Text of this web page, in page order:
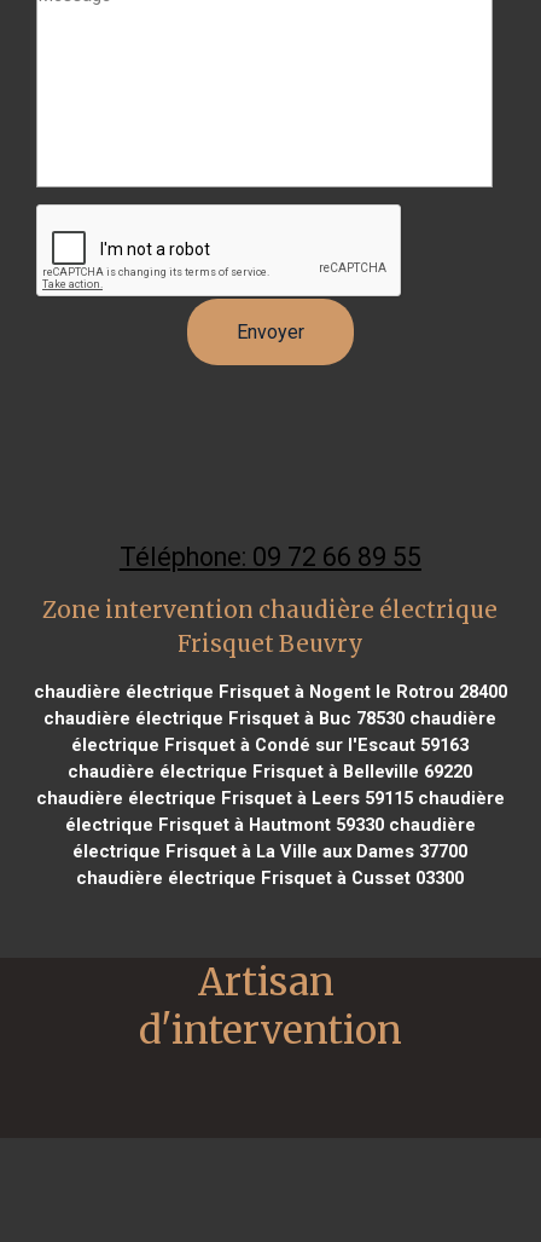
Téléphone: 09 72 66 89 55
Zone intervention chaudière électrique
Frisquet Beuvry
chaudière électrique Frisquet à Nogent le Rotrou 28400
chaudière électrique Frisquet à Buc 78530 chaudière
électrique Frisquet à Condé sur l'Escaut 59163
chaudière électrique Frisquet à Belleville 69220
chaudière électrique Frisquet à Leers 59115chaudière
électrique Frisquet à Hautmont 59330chaudière
électrique Frisquet à La Ville aux Dames 37700
chaudière électrique Frisquet à Cusset 03300
Artisan
d'intervention